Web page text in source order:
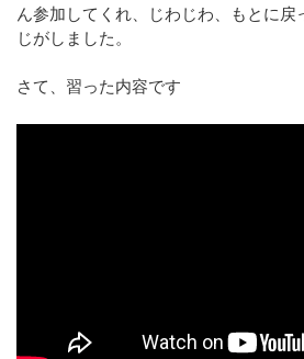
ん参加してくれ、じわじわ、もとに戻
じがしました。
さて、習った内容です